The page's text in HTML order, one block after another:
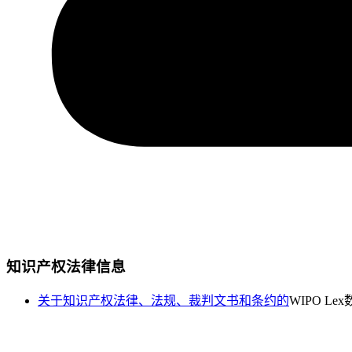
知识产权法律信息
关于知识产权法律、法规、裁判文书和条约的WIPO Lex